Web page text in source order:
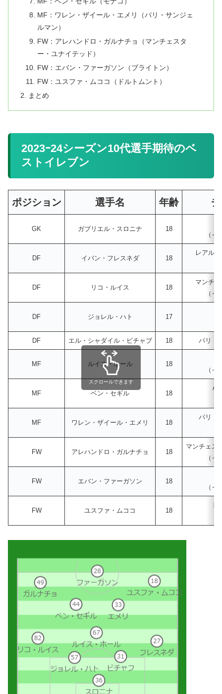
MF：ワレン・ザイール・エメリ（パリ・サンジェ
ルマン）
FW：アレハンドロ・ガルナチョ（マンチェスタ
ー・ユナイテッド）
FW：エバン・ファーガソン（ブライトン）
FW：ユスファ・ムココ（ドルトムント）
まとめ
2023ｰ24シーズン10代選手期待のベ
ストイレブン
ポジション 選手名 年齢
GK ガブリエル・スロニナ 18
（イ
DF イバン・フレスネダ 18
レアル
DF リコ・ルイス 18
マンチ
（イ
DF ジョレル・ハト 17
DF エル・シャダイル・ビチャブ 18 パリ・
MF ルイス・ホール 18
（イ
MF ベン・セギル 18
MF ワレン・ザイール・エメリ 18
パリ・
FW アレハンドロ・ガルナチョ 18
マンチェス
（イ
FW エバン・ファーガソン 18
（イ
FW ユスファ・ムココ 18
ド
スクロールできます